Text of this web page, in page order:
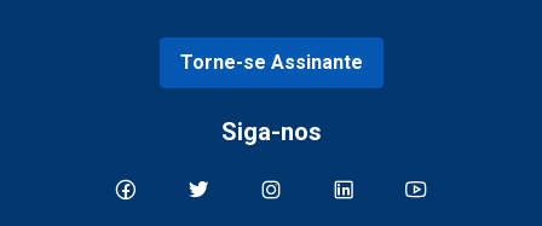
Torne-se Assinante
Siga-nos